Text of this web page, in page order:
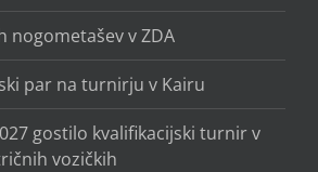
nogometašev v ZDA
par na turnirju v Kairu
gostilo kvalifikacijski turnir v
vozičkih